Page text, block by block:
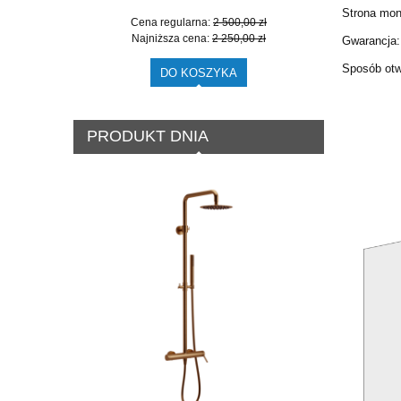
Cena regularna: 2 500,00 zł
Najniższa cena: 2 250,00 zł
DO KOSZYKA
PRODUKT DNIA
Strona
Sposób